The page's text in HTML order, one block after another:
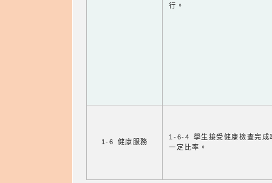
行。
1-6 健康服務
1-6-4 學生接受健康檢查完成
一定比率。